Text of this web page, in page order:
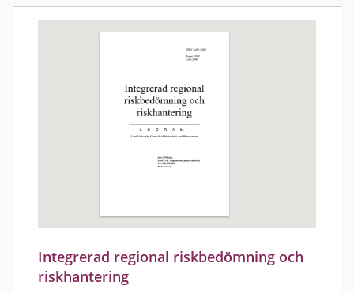
Integrerad regional riskbedömning och
riskhantering